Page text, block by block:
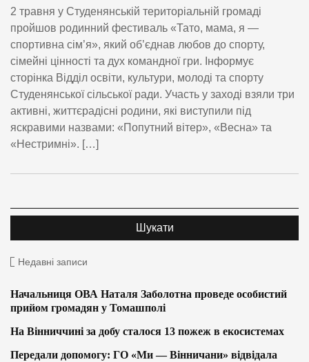
2 травня у Студенянській територіальній громаді
пройшов родинний фестиваль «Тато, мама, я —
спортивна сім’я», який об’єднав любов до спорту,
сімейні цінності та дух командної гри. Інформує
сторінка Відділ освіти, культури, молоді та спорту
Студенянської сільської ради. Участь у заході взяли три
активні, життєрадісні родини, які виступили під
яскравими назвами: «Попутний вітер», «Весна» та
«Нестримні». […]
Недавні записи
Начальниця ОВА Наталя Заболотна проведе особистий
прийом громадян у Томашполі
На Вінниччині за добу сталося 13 пожеж в екосистемах
Передали допомогу: ГО «Ми — Вінничани» відвідала